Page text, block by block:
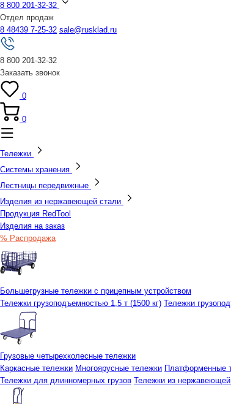
8 800 201-32-32
Отдел продаж
8 48439 7-25-32 sale@rusklad.ru
8 800 201-32-32
Заказать звонок
0
0
Тележки
Системы хранения
Лестницы передвижные
Изделия из нержавеющей стали
Продукция RedTool
Изделия на заказ
% Распродажа
Большегрузные тележки с прицепным устройством
Тележки грузоподъемностью 1,5 т (1500 кг) Тележки
Грузовые четырехколесные тележки
Каркасные тележки Многоярусные тележки Платформенные
Тележки для длинномерных грузов Тележки из